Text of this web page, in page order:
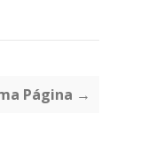
Página →